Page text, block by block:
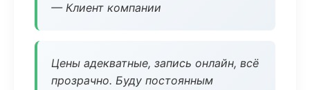
— Клиент компании
Цены адекватные, запись онлайн, всё
прозрачно. Буду постоянным